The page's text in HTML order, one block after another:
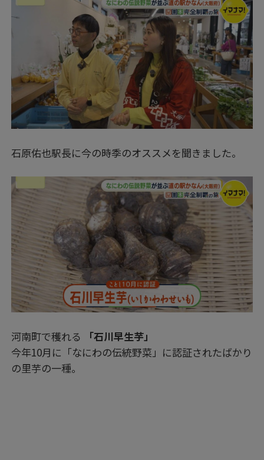
石原佑也駅長に今の時季のオススメを聞きました。
河南町で穫れる
「石川早生芋」
今年10月に「なにわの伝統野菜」に認証されたばかり
の里芋の一種。